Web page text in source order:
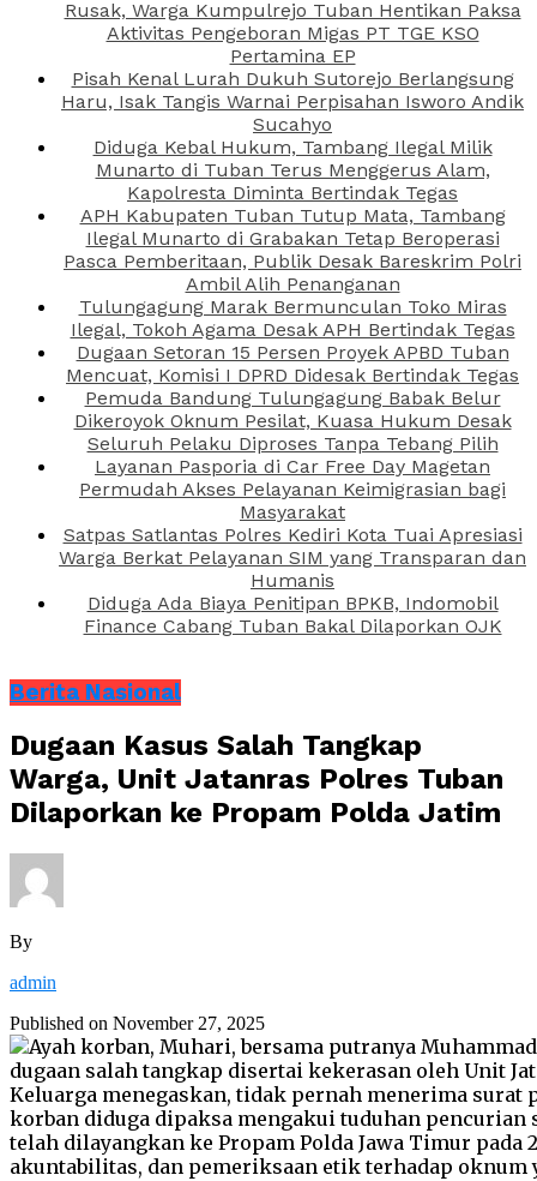
Rusak, Warga Kumpulrejo Tuban Hentikan Paksa
Aktivitas Pengeboran Migas PT TGE KSO
Pertamina EP
Pisah Kenal Lurah Dukuh Sutorejo Berlangsung
Haru, Isak Tangis Warnai Perpisahan Isworo Andik
Sucahyo
Diduga Kebal Hukum, Tambang Ilegal Milik
Munarto di Tuban Terus Menggerus Alam,
Kapolresta Diminta Bertindak Tegas
APH Kabupaten Tuban Tutup Mata, Tambang
Ilegal Munarto di Grabakan Tetap Beroperasi
Pasca Pemberitaan, Publik Desak Bareskrim Polri
Ambil Alih Penanganan
Tulungagung Marak Bermunculan Toko Miras
Ilegal, Tokoh Agama Desak APH Bertindak Tegas
Dugaan Setoran 15 Persen Proyek APBD Tuban
Mencuat, Komisi I DPRD Didesak Bertindak Tegas
Pemuda Bandung Tulungagung Babak Belur
Dikeroyok Oknum Pesilat, Kuasa Hukum Desak
Seluruh Pelaku Diproses Tanpa Tebang Pilih
Layanan Pasporia di Car Free Day Magetan
Permudah Akses Pelayanan Keimigrasian bagi
Masyarakat
Satpas Satlantas Polres Kediri Kota Tuai Apresiasi
Warga Berkat Pelayanan SIM yang Transparan dan
Humanis
Diduga Ada Biaya Penitipan BPKB, Indomobil
Finance Cabang Tuban Bakal Dilaporkan OJK
Berita Nasional
Dugaan Kasus Salah Tangkap
Warga, Unit Jatanras Polres Tuban
Dilaporkan ke Propam Polda Jatim
By
admin
Published on November 27, 2025